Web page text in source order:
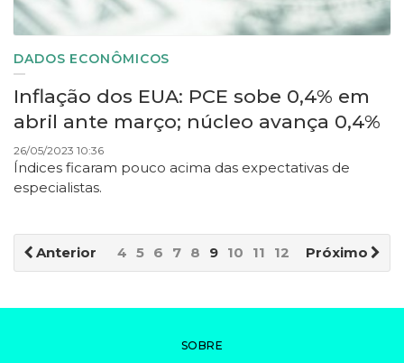
DADOS ECONÔMICOS
Inflação dos EUA: PCE sobe 0,4% em
abril ante março; núcleo avança 0,4%
26/05/2023 10:36
Índices ficaram pouco acima das expectativas de
especialistas.
Anterior Próximo
4 5 6 7 8 9 10 11 12 13
SOBRE